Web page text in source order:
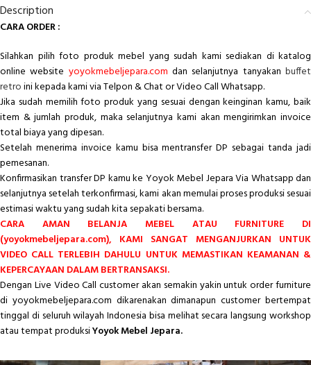
Description
CARA ORDER :
Silahkan pilih foto produk mebel yang sudah kami sediakan di katalog
online website yoyokmebeljepara.com dan selanjutnya tanyakanbuffet
retroini kepada kami via Telpon & Chat or Video Call Whatsapp.
Jika sudah memilih foto produk yang sesuai dengan keinginan kamu, baik
item & jumlah produk, maka selanjutnya kami akan mengirimkan invoice
total biaya yang dipesan.
Setelah menerima invoice kamu bisa mentransfer DP sebagai tanda jadi
pemesanan.
Konfirmasikan transfer DP kamu ke Yoyok Mebel Jepara Via Whatsapp dan
selanjutnya setelah terkonfirmasi, kami akan memulai proses produksi sesuai
estimasi waktu yang sudah kita sepakati bersama.
CARA AMAN BELANJA MEBEL ATAU FURNITURE DI
(yoyokmebeljepara.com), KAMI SANGAT MENGANJURKAN UNTUK
VIDEO CALL TERLEBIH DAHULU UNTUK MEMASTIKAN KEAMANAN &
KEPERCAYAAN DALAM BERTRANSAKSI.
Dengan Live Video Call customer akan semakin yakin untuk order furniture
di yoyokmebeljepara.com dikarenakan dimanapun customer bertempat
tinggal di seluruh wilayah Indonesia bisa melihat secara langsung workshop
atau tempat produksiYoyok Mebel Jepara.